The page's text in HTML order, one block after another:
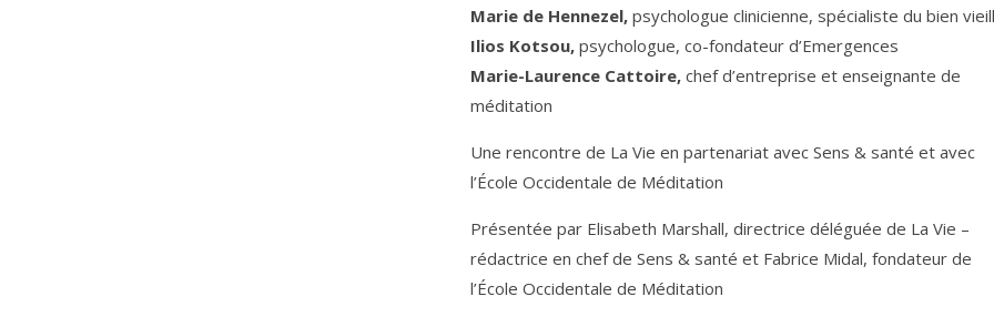
Marie de Hennezel, psychologue clinicienne, spécialiste du bien
Ilios Kotsou, psychologue, co-fondateur d’Emergences
Marie-Laurence Cattoire, chef d’entreprise et enseignante de
méditation
Une rencontre de La Vie en partenariat avec Sens & santé et avec
l’École Occidentale de Méditation
Présentée par Elisabeth Marshall, directrice déléguée de La Vie –
rédactrice en chef de Sens & santé et Fabrice Midal, fondateur de
l’École Occidentale de Méditation